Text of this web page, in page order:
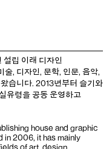
설립 이래 디자인
술, 디자인, 문학, 인문, 음악,
습니다. 2013년부터 슬기와
유령을 공동 운영하고
house and graphic
in 2006, it has mainly